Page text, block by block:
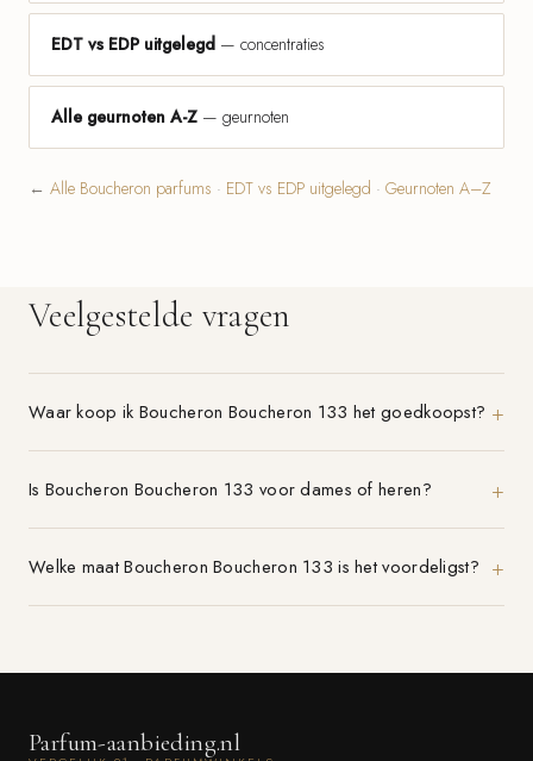
EDT vs EDP uitgelegd — concentraties
Alle geurnoten A-Z — geurnoten
← Alle Boucheron parfums · EDT vs EDP uitgelegd · Geurnoten A–Z
Veelgestelde vragen
Waar koop ik Boucheron Boucheron 133 het goedkoopst?
Is Boucheron Boucheron 133 voor dames of heren?
Welke maat Boucheron Boucheron 133 is het voordeligst?
Parfum-aanbieding.nl